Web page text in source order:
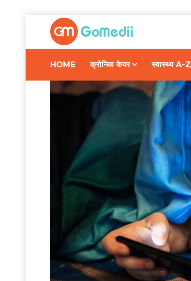
HOME क्रोनिक केयर स्वास्थ्य A-Z